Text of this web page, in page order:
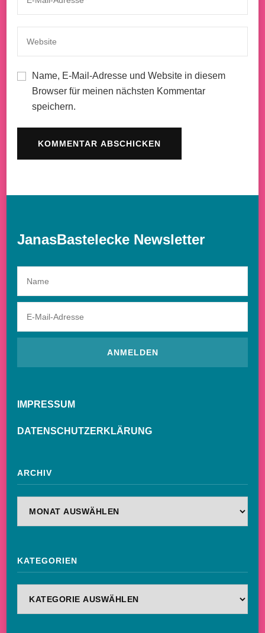
Name, E-Mail-Adresse und Website in diesem
Browser für meinen nächsten Kommentar
speichern.
JanasBastelecke Newsletter
IMPRESSUM
DATENSCHUTZERKLÄRUNG
ARCHIV
KATEGORIEN